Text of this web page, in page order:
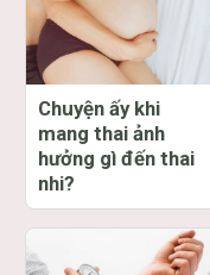
Chuyện ấy khi
mang thai ảnh
hưởng gì đến thai
nhi?